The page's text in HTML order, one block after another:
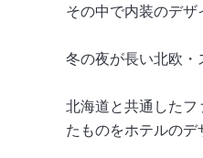
その中で内装のデザ
冬の夜が長い北欧・
北海道と共通したフ
たものをホテルのデ